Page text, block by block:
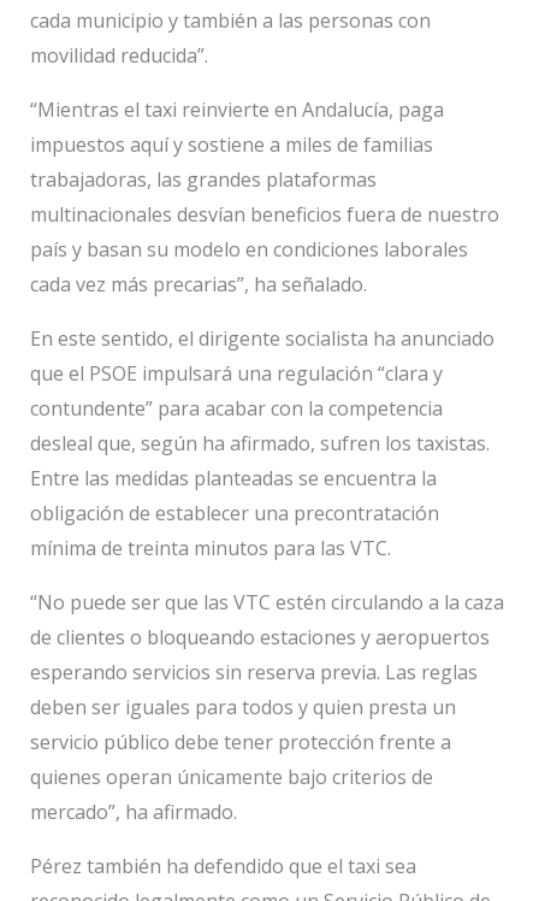
cada municipio y también a las personas con
movilidad reducida”.
“Mientras el taxi reinvierte en Andalucía, paga
impuestos aquí y sostiene a miles de familias
trabajadoras, las grandes plataformas
multinacionales desvían beneficios fuera de nuestro
país y basan su modelo en condiciones laborales
cada vez más precarias”, ha señalado.
En este sentido, el dirigente socialista ha anunciado
que el PSOE impulsará una regulación “clara y
contundente” para acabar con la competencia
desleal que, según ha afirmado, sufren los taxistas.
Entre las medidas planteadas se encuentra la
obligación de establecer una precontratación
mínima de treinta minutos para las VTC.
“No puede ser que las VTC estén circulando a la caza
de clientes o bloqueando estaciones y aeropuertos
esperando servicios sin reserva previa. Las reglas
deben ser iguales para todos y quien presta un
servicio público debe tener protección frente a
quienes operan únicamente bajo criterios de
mercado”, ha afirmado.
Pérez también ha defendido que el taxi sea